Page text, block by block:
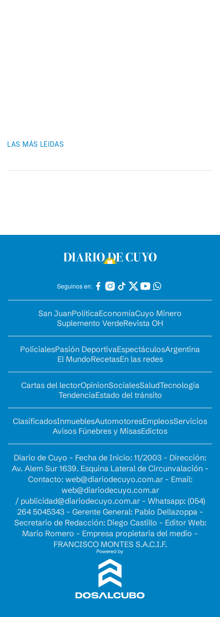
LAS MÁS LEIDAS
Seguinos en:
San JuanPolíticaEconomíaCuyo Minero
Suplemento VerdeRevista OH
PolicialesPasión DeportivaEspectáculosArgentina
El MundoRecetasEn las redes
Cartas del lectorOpinionSocialesSaludTecnología
TendenciaEstado del tránsito
ClasificadosInmueblesAutomotoresEmpleosServicios
Avisos Fúnebres y MisasEdictos
Diario de Cuyo - Fecha de Inicio: 11/2003 - Dirección:
Av. Alem Sur 1639. Esquina Lateral de Circunvalación -
Contacto: web@diariodecuyo.com.ar- Email:
web@diariodecuyo.com.ar
/ publicidad@diariodecuyo.com.ar- Whatsapp: (054)
264 5045343 - Gerente General: Pablo Dellazoppa -
Secretario de Redacción: Diego Castillo - Editor Web:
Mario Romero - Empresa propietaria del medio -
FRANCISCO MONTES S.A.C.I.F.